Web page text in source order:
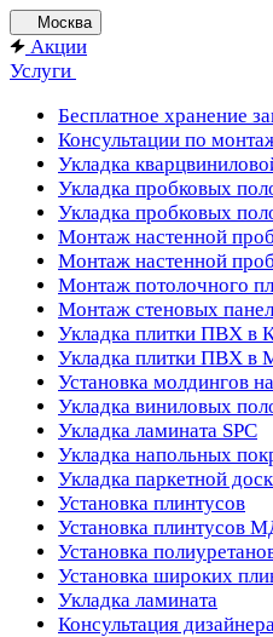
Москва
Акции
Услуги
Бесплатное хранение
Консультации по
Укладка
Укладка пробковых
Укладка пробковых
Монтаж настенной
Монтаж настенной
Монтаж потолочного
Монтаж стеновых
Укладка плитки ПВХ в
Укладка плитки ПВХ в
Установка молдингов
Укладка виниловых
Укладка ламината SPC
Укладка напольных
Укладка паркетной
Установка плинтусов
Установка плинтусов
Установка
Установка широких
Укладка ламината
Консультация